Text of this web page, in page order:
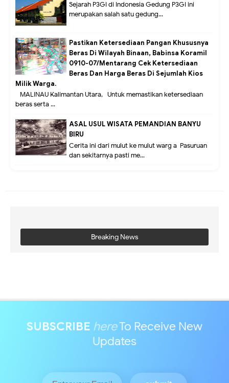
Sejarah P3GI di Indonesia Gedung P3GI ini
merupakan salah satu gedung...
Pastikan Ketersediaan Pangan Khususnya
Beras Di Wilayah Binaan, Babinsa Koramil
0910-07/Mentarang Cek Ketersediaan
Beras Dan Harga Beras Di Sejumlah Kios
Milik Warga.
MALINAU Kalimantan Utara,- Untuk memastikan ketersediaan
beras serta ...
ASAL USUL WISATA PEMANDIAN BANYU
BIRU
Cerita ini dari mulut ke mulut warg a Pasuruan
dan sekitarnya pasti me...
Breaking News
SUBSCRIBE hereTo Receive New
Updates